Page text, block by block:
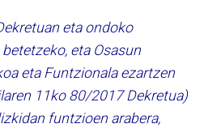
eta ondoko
eta Osasun
eta Funtzionala ezartzen
11ko 80/2017 Dekretua)
funtzioen arabera,